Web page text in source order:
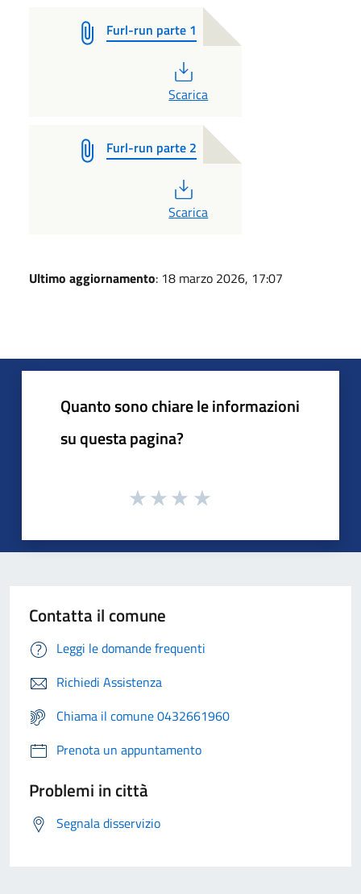
Furl-run parte 1
PDF
Scarica
Furl-run parte 2
PDF
Scarica
Ultimo aggiornamento: 18 marzo 2026, 17:07
Quanto sono chiare le informazioni
su questa pagina?
Contatta il comune
Leggi le domande frequenti
Richiedi Assistenza
Chiama il comune 0432661960
Prenota un appuntamento
Problemi in città
Segnala disservizio